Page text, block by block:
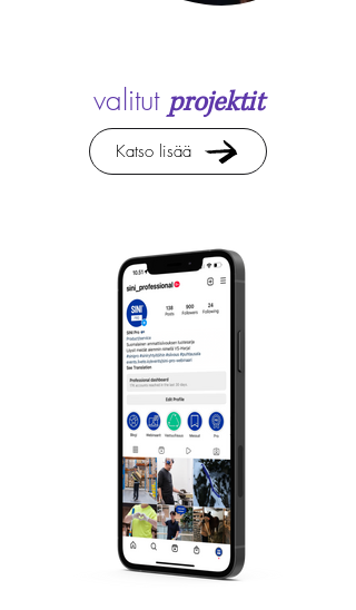
valitut projektit
Katso lisää